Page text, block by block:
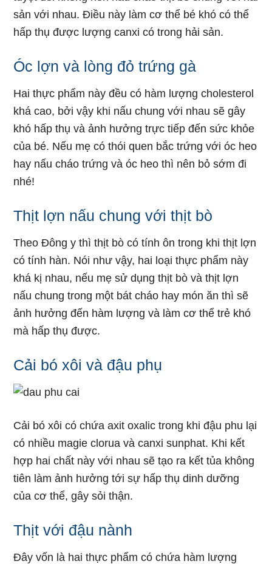
sản với nhau. Điều này làm cơ thể bé khó có thể
hấp thụ được lượng canxi có trong hải sản.
Óc lợn và lòng đỏ trứng gà
Hai thực phẩm này đều có hàm lượng cholesterol
khá cao, bởi vậy khi nấu chung với nhau sẽ gây
khó hấp thụ và ảnh hưởng trực tiếp đến sức khỏe
của bé. Nếu mẹ có thói quen bắc trứng với óc heo
hay nấu cháo trứng và óc heo thì nên bỏ sớm đi
nhé!
Thịt lợn nấu chung với thịt bò
Theo Đông y thì thịt bò có tính ôn trong khi thịt lợn
có tính hàn. Nói như vậy, hai loại thực phẩm này
khá kị nhau, nếu mẹ sử dụng thịt bò và thịt lợn
nấu chung trong một bát cháo hay món ăn thì sẽ
ảnh hưởng đến hàm lượng và làm cơ thể trẻ khó
mà hấp thụ được.
Cải bó xôi và đậu phụ
Cải bó xôi có chứa axit oxalic trong khi đậu phu lại
có nhiều magie clorua và canxi sunphat. Khi kết
hợp hai chất này với nhau sẽ tạo ra kết tủa không
tiên làm ảnh hưởng tới sự hấp thụ dinh dưỡng
của cơ thể, gây sỏi thận.
Thịt với đậu nành
Đây vốn là hai thực phẩm có chứa hàm lượng